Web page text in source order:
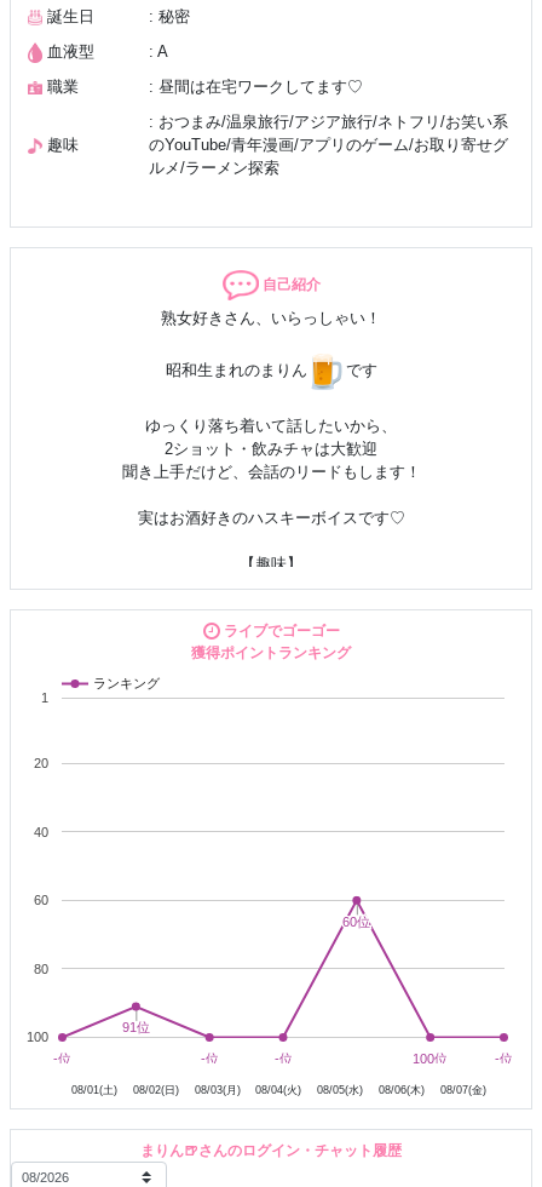
誕生日
: 秘密
血液型
: A
職業
: 昼間は在宅ワークしてます♡
趣味
: おつまみ/温泉旅行/アジア旅行/ネトフリ/お笑い系
のYouTube/青年漫画/アプリのゲーム/お取り寄せグ
ルメ/ラーメン探索
自己紹介
熟女好きさん、いらっしゃい！
昭和生まれのまりん です
ゆっくり落ち着いて話したいから、
2ショット・飲みチャは大歓迎
聞き上手だけど、会話のリードもします！
実はお酒好きのハスキーボイスです♡
【趣味】
料理が好きなのでお弁当作って
インスタにアップしてますー
温泉旅行は年2回は必ず行く派
最近は海沿いでグランピングしました！
土日：13時〜17時ぐらい
平日：20時半〜24時ぐらい
8/8（土）13時〜17時ぐらい
8/9（日）13時〜17時ぐらい
8/13（木）13時〜17時ぐらい
チャットリクエストはタイミングがあえば～
ライブでゴーゴー
獲得ポイントランキング
ランキング
1
20
40
60
80
100
-位
-位
91位
91位
-位
-位 -位
-位
60位
60位
100位
100位 -位
-位
08/01(土) 08/02(日) 08/03(月) 08/04(火) 08/05(水) 08/06(木) 08/07(金)
まりん🍺さんのログイン・チャット履歴